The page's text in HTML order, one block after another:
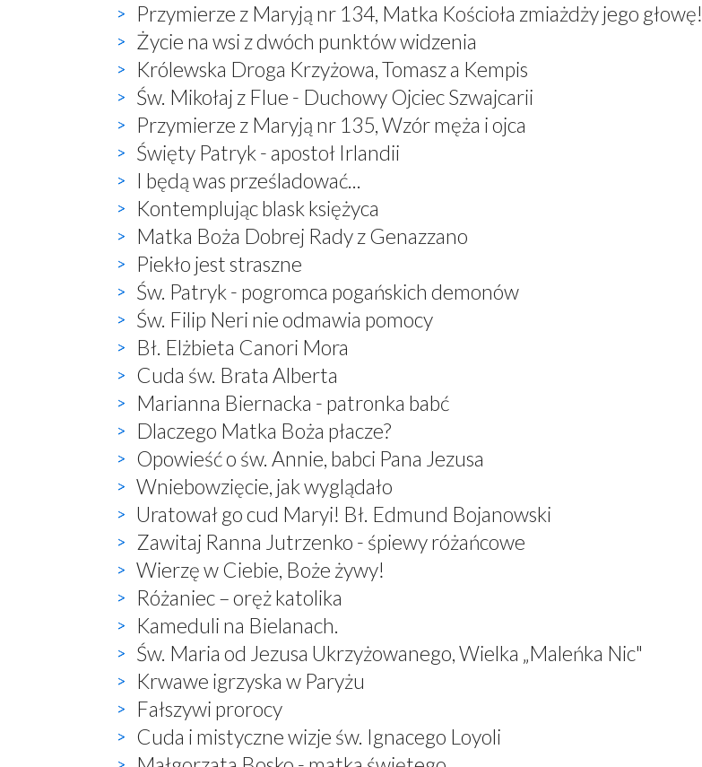
Przymierze z Maryją nr 134, Matka Kościoła zmiażdży jego głowę!
Życie na wsi z dwóch punktów widzenia
Królewska Droga Krzyżowa, Tomasz a Kempis
Św. Mikołaj z Flue - Duchowy Ojciec Szwajcarii
Przymierze z Maryją nr 135, Wzór męża i ojca
Święty Patryk - apostoł Irlandii
I będą was prześladować...
Kontemplując blask księżyca
Matka Boża Dobrej Rady z Genazzano
Piekło jest straszne
Św. Patryk - pogromca pogańskich demonów
Św. Filip Neri nie odmawia pomocy
Bł. Elżbieta Canori Mora
Cuda św. Brata Alberta
Marianna Biernacka - patronka babć
Dlaczego Matka Boża płacze?
Opowieść o św. Annie, babci Pana Jezusa
Wniebowzięcie, jak wyglądało
Uratował go cud Maryi! Bł. Edmund Bojanowski
Zawitaj Ranna Jutrzenko - śpiewy różańcowe
Wierzę w Ciebie, Boże żywy!
Różaniec – oręż katolika
Kameduli na Bielanach.
Św. Maria od Jezusa Ukrzyżowanego, Wielka „Maleńka Nic"
Krwawe igrzyska w Paryżu
Fałszywi prorocy
Cuda i mistyczne wizje św. Ignacego Loyoli